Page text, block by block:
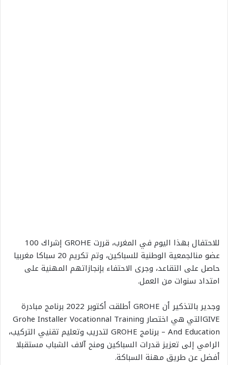
للاحتفال بهذا اليوم في المغرب، قررت إشراك 100
عضو منالجمعية الوطنية للسباكين، وتم تكريم 20 سباك ا مغربيا
حاصل على التقاعد، وجرى الاحتفاء بإنجازاتهم المهنية على
امتداد سنوات من العمل.
وجدير بالتذكير أن GROHE أطلقت أكتوبر 2022 برنامج مبادرة
GIVEالتي هي اختصار Grohe InstallerVocationnal Training
And Education
– برنامج GROHE لتدريب وتعليم تقنيي التركيب،
الرامي إلى تعزيز قدرات السباكين ومنح آلاف الشباب مستقبلا
أفضل عن طريق مهنة السباكة.